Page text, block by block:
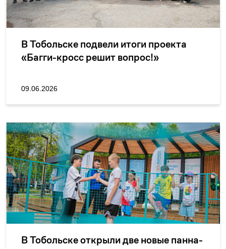
В Тобольске подвели итоги проекта
«Багги-кросс решит вопрос!»
09.06.2026
В Тобольске открыли две новые панна-